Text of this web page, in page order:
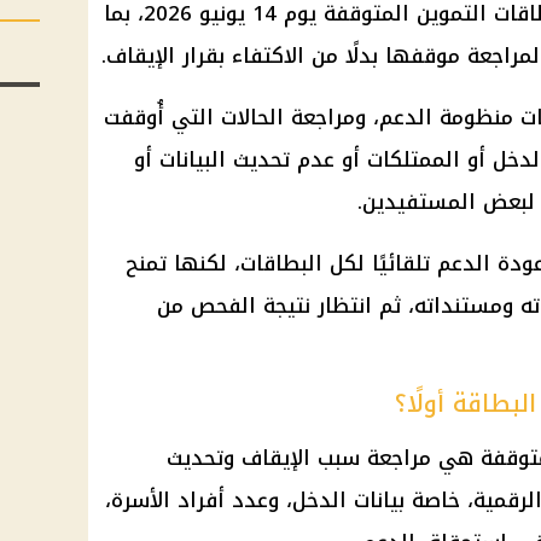
يبدأ استقبال التظلمات الخاصة ببطاقات التموين المتوقفة يوم 14 يونيو 2026، بما
موقفها بدلًا من الاكتفاء بقرار الإيقاف.
منظومة الدعم، ومراجعة الحالات التي أُوقفت
أو الممتلكات أو عدم تحديث البيانات أو
لبعض المستفيدين.
الدعم تلقائيًا لكل البطاقات، لكنها تمنح
ومستنداته، ثم انتظار نتيجة الفحص من
أولًا؟
هي مراجعة سبب الإيقاف وتحديث
خاصة بيانات الدخل، وعدد أفراد الأسرة،